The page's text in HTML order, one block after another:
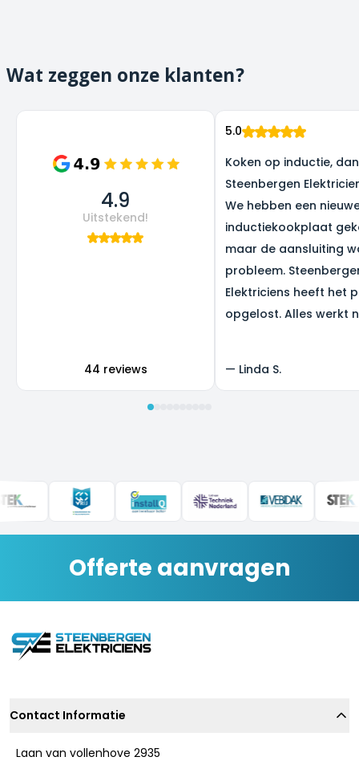
Wat zeggen onze klanten?
4.9
Uitstekend!
44 reviews
5.0
Koken op inductie,
Steenbergen
We hebben een
inductiekookplaat
maar de aansluiting
probleem.
Elektriciens heeft het
opgelost. Alles werkt
— Linda S.
Offerte aanvragen
Contact Informatie
Laan van vollenhove 2935